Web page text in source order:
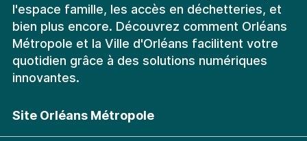
l'espace famille, les accès en déchetteries, et
bien plus encore. Découvrez comment Orléans
Métropole et la Ville d'Orléans facilitent votre
quotidien grâce à des solutions numériques
innovantes.
Site Orléans Métropole